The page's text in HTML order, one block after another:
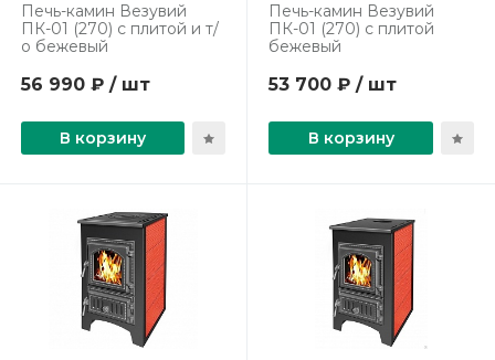
Печь-камин Везувий
ПК-01 (270) с плитой и т/
о бежевый
56 990 ₽ / шт
В корзину
Печь-камин Везувий
ПК-01 (270) с плитой
бежевый
53 700 ₽ / шт
В корзину